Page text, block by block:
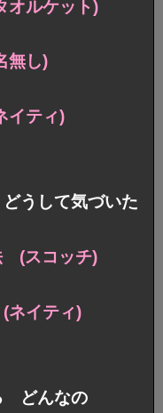
オルケット)
無し)
イティ)
うして気づいた
(スコッチ)
ネイティ)
どんなの